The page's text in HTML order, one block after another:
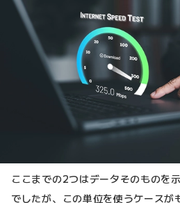
ここまでの2つはデータそのものを
でしたが、この単位を使うケースが